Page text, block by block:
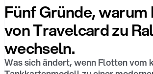
Fünf Gründe,
von Travelcard zu
wechseln.
Was sich ändert, wenn Flotten vom